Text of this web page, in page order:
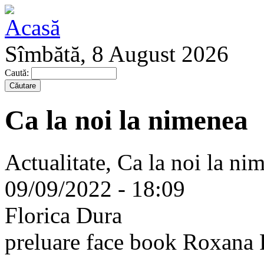
Sîmbătă, 8 August 2026
Caută:
Ca la noi la nimenea
Actualitate, Ca la noi la
09/09/2022 - 18:09
Florica Dura
preluare face book Roxana